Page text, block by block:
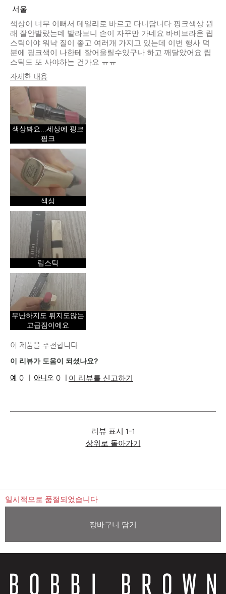
서울
색상이 너무 이뻐서 데일리로 바르고 다니답니다 핑크색상 원
래 잘안발랐는데 발라보니 손이 자꾸만 가네요 바비브라운 립
스틱이야 워낙 질이 좋고 여러개 가지고 있는데 이번 행사 덕
분에 핑크색이 나한테 잘어울릴수있구나 하고 깨달았어요 립
스틱도 또 사야하는 건가요 ㅠㅠ
자세한 내용
피부 타입
피부 고민
이징, 트러블, 홍조
제품 장점
내추럴 글로우, 즉각적인 효과, 지속성,
피부톤 보정
색상봐요...세상에 핑크
핑크
색상
립스틱
무난하지도 튀지도않는
고급짐이에요
이 제품을 추천합니다
이 리뷰가 도움이 되셨나요?
0 0 이 리뷰를 신고하기
리뷰 표시 1-1
상위로 돌아가기
일시적으로 품절되었습니다
장바구니 담기